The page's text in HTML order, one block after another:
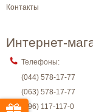
Контакты
Интернет-
Телефоны:
(044) 578-17-77
(063) 578-17-77
(096) 117-117-0